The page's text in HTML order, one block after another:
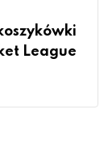
League